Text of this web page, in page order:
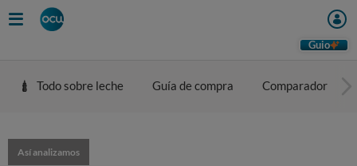
Guio
Todo sobre leche Guía de compra Comparador
Así analizamos